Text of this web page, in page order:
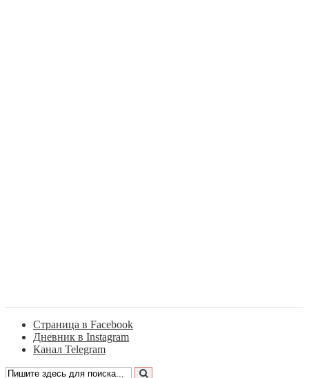
Страница в Facebook
Дневник в Instagram
Канал Telegram